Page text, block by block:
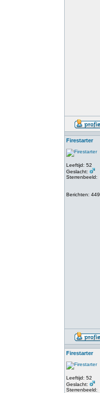
Firestarter
Leeftijd: 52
Geslacht:
Sterrenbeeld:
Berichten: 449
Firestarter
Leeftijd: 52
Geslacht:
Sterrenbeeld: